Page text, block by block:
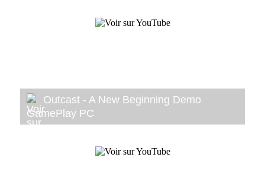
Outcast - A New Beginning Demo
GamePlay PC